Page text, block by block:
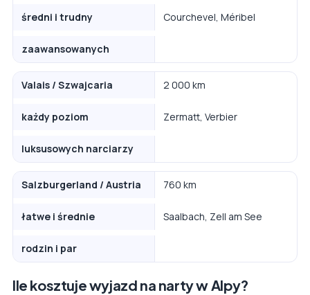
średni i trudny Courchevel, Méribel
zaawansowanych
Valais / Szwajcaria 2 000 km
każdy poziom Zermatt, Verbier
luksusowych narciarzy
Salzburgerland / Austria 760 km
łatwe i średnie Saalbach, Zell am See
rodzin i par
Ile kosztuje wyjazd na narty w Alpy?